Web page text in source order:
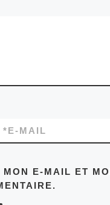
E-MAIL
*
E-MAIL ET